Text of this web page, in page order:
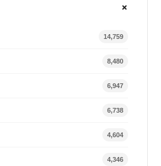
14,759
8,480
6,947
6,738
4,604
4,346